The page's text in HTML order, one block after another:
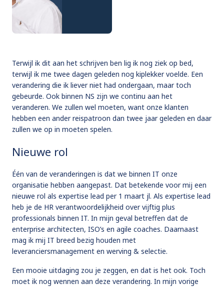
Terwijl ik dit aan het schrijven ben lig ik nog ziek op bed,
terwijl ik me twee dagen geleden nog kiplekker voelde. Een
verandering die ik liever niet had ondergaan, maar toch
gebeurde. Ook binnen NS zijn we continu aan het
veranderen. We zullen wel moeten, want onze klanten
hebben een ander reispatroon dan twee jaar geleden en daar
zullen we op in moeten spelen.
Nieuwe rol
Één van de veranderingen is dat we binnen IT onze
organisatie hebben aangepast. Dat betekende voor mij een
nieuwe rol als expertise lead per 1 maart jl. Als expertise lead
heb je de HR verantwoordelijkheid over vijftig plus
professionals binnen IT. In mijn geval betreffen dat de
enterprise architecten, ISO’s en agile coaches. Daarnaast
mag ik mij IT breed bezig houden met
leveranciersmanagement en werving & selectie.
Een mooie uitdaging zou je zeggen, en dat is het ook. Toch
moet ik nog wennen aan deze verandering. In mijn vorige